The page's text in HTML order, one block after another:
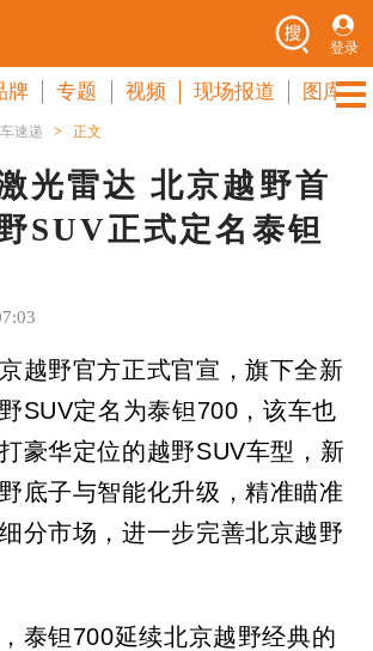
登录
牌 专题 视频 现场报道 图库
速递 > 正文
光雷达 北京越野首
SUV正式定名泰钽
野官方正式官宣，旗下全新
SUV定名为泰钽700，该车也
豪华定位的越野SUV车型，新
底子与智能化升级，精准瞄准
分市场，进一步完善北京越野
钽700延续北京越野经典的